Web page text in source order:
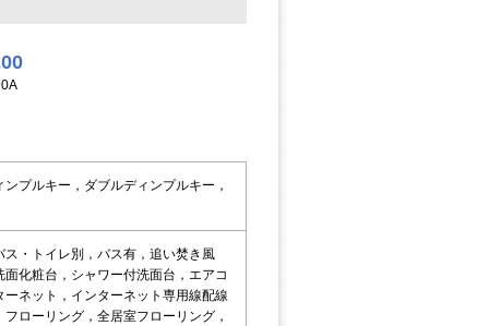
プルキー，ダブルディンプルキー，
・トイレ別，バス有，追い焚き風
化粧台，シャワー付洗面台，エアコ
ネット，インターネット専用線配線
ローリング，全居室フローリング，